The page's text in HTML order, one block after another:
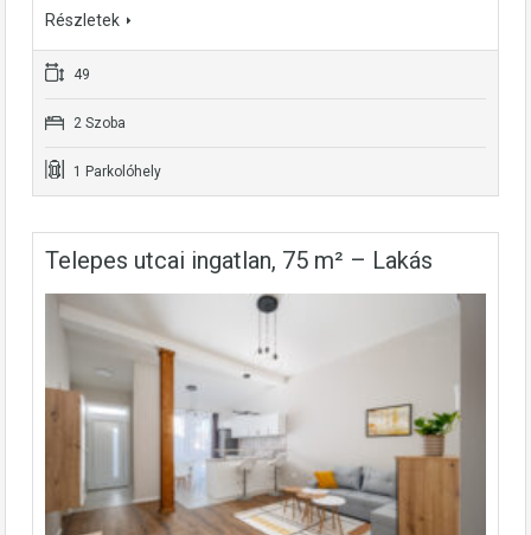
Részletek
49
2 Szoba
1 Parkolóhely
Telepes utcai ingatlan, 75 m² – Lakás